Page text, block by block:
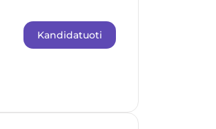
Kandidatuoti